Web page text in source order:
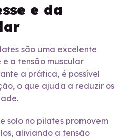
e da
são uma excelente
a tensão muscular
a prática, é possível
o que ajuda a reduzir os
solo no pilates promovem
aliviando a tensão